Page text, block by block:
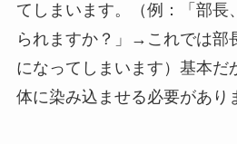
てしまいます。（例：「部長
られますか？」→これでは部
になってしまいます）基本だ
体に染み込ませる必要があり